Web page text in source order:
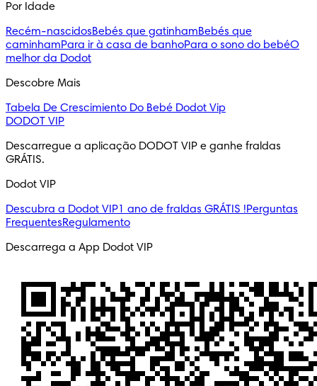
Por Idade
Recém-nascidosBebés que gatinhamBebés que
caminhamPara ir à casa de banhoPara o sono do bebéO
melhor da Dodot
Descobre Mais
Tabela De Crescimiento Do Bebé Dodot Vip
DODOT VIP
Descarregue a aplicação DODOT VIP e ganhe fraldas
GRÁTIS.
Dodot VIP
Descubra a Dodot VIP1 ano de fraldas GRÁTIS !Perguntas
FrequentesRegulamento
Descarrega a App Dodot VIP